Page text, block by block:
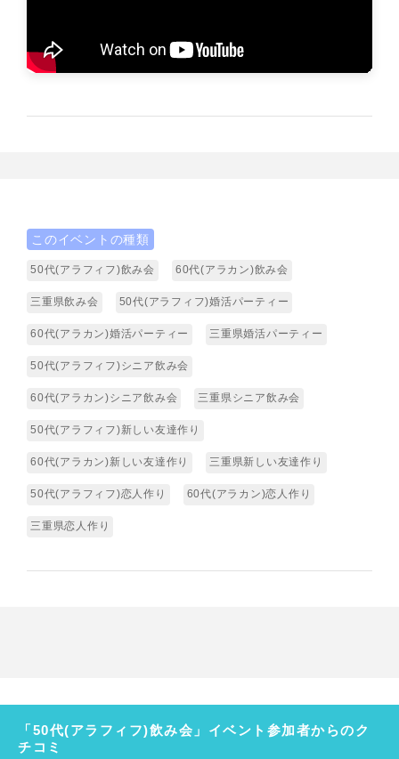
このイベントの種類
50代(アラフィフ)飲み会 60代(アラカン)飲み会
三重県飲み会 50代(アラフィフ)婚活パーティー
60代(アラカン)婚活パーティー 三重県婚活パーティー
50代(アラフィフ)シニア飲み会
60代(アラカン)シニア飲み会 三重県シニア飲み会
50代(アラフィフ)新しい友達作り
60代(アラカン)新しい友達作り 三重県新しい友達作り
50代(アラフィフ)恋人作り 60代(アラカン)恋人作り
三重県恋人作り
「50代(アラフィフ)飲み会」イベント参加者からのク
チコミ